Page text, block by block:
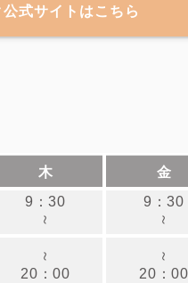
式サイトはこちら
木 金
9：30
～
9：30
～
～
20：00
～
20：00